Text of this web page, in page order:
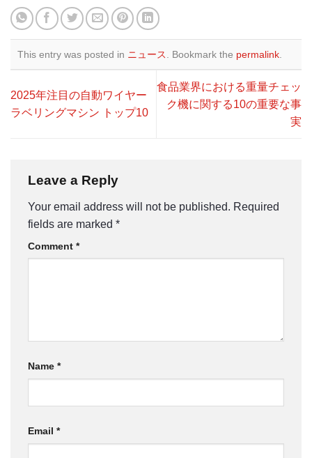
This entry was posted in ニュース . Bookmark the permalink
2025年注目の自動ワイヤー
ラベリングマシン トップ10
食品業界における重量チェッ
ク機に関する10の重要な事
実
Leave a Reply
Your email address will not be published. Required
fields are marked *
Comment *
Name *
Email *